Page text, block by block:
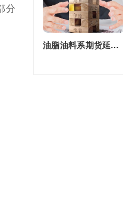
分
油脂油料系期货延续强劲走势(油脂期货是什么)